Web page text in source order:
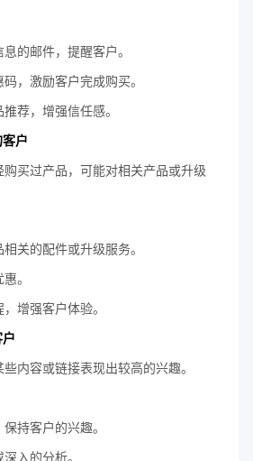
的邮件，提醒客户。
，激励客户完成购买。
荐，增强信任感。
户
买过产品，可能对相关产品或升级
关的配件或升级服务。
。
增强客户体验。
内容或链接表现出较高的兴趣。
持客户的兴趣。
入的分析。